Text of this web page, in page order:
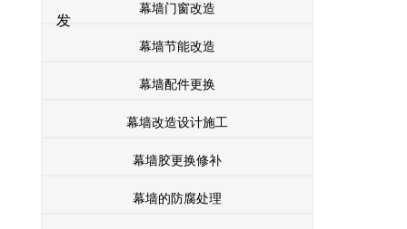
发
幕墙门窗改造
幕墙节能改造
幕墙配件更换
幕墙改造设计施工
幕墙胶更换修补
幕墙的防腐处理